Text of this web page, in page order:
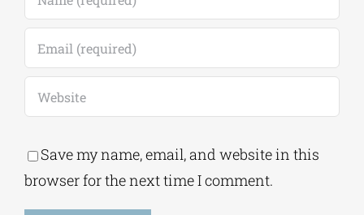
Save my name, email, and website in this
browser for the next time I comment.